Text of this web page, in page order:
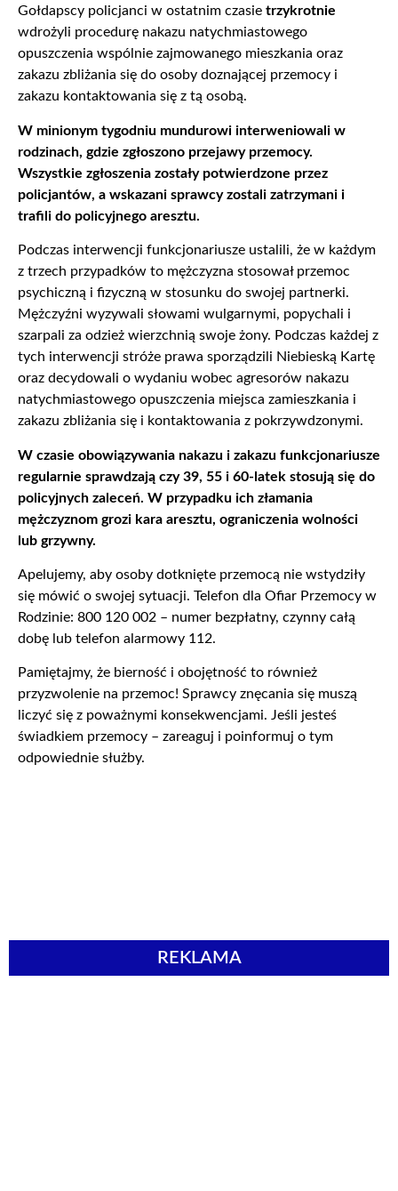
Gołdapscy policjanci w ostatnim czasie trzykrotnie
wdrożyli procedurę nakazu natychmiastowego
opuszczenia wspólnie zajmowanego mieszkania oraz
zakazu zbliżania się do osoby doznającej przemocy i
zakazu kontaktowania się z tą osobą.
W minionym tygodniu mundurowi interweniowali w
rodzinach, gdzie zgłoszono przejawy przemocy.
Wszystkie zgłoszenia zostały potwierdzone przez
policjantów, a wskazani sprawcy zostali zatrzymani i
trafili do policyjnego aresztu.
Podczas interwencji funkcjonariusze ustalili, że w każdym
z trzech przypadków to mężczyzna stosował przemoc
psychiczną i fizyczną w stosunku do swojej partnerki.
Mężczyźni wyzywali słowami wulgarnymi, popychali i
szarpali za odzież wierzchnią swoje żony. Podczas każdej z
tych interwencji stróże prawa sporządzili Niebieską Kartę
oraz decydowali o wydaniu wobec agresorów nakazu
natychmiastowego opuszczenia miejsca zamieszkania i
zakazu zbliżania się i kontaktowania z pokrzywdzonymi.
W czasie obowiązywania nakazu i zakazu funkcjonariusze
regularnie sprawdzają czy 39, 55 i 60-latek stosują się do
policyjnych zaleceń. W przypadku ich złamania
mężczyznom grozi kara aresztu, ograniczenia wolności
lub grzywny.
Apelujemy, aby osoby dotknięte przemocą nie wstydziły
się mówić o swojej sytuacji. Telefon dla Ofiar Przemocy w
Rodzinie: 800 120 002 – numer bezpłatny, czynny całą
dobę lub telefon alarmowy 112.
Pamiętajmy, że bierność i obojętność to również
przyzwolenie na przemoc! Sprawcy znęcania się muszą
liczyć się z poważnymi konsekwencjami. Jeśli jesteś
świadkiem przemocy – zareaguj i poinformuj o tym
odpowiednie służby.
REKLAMA